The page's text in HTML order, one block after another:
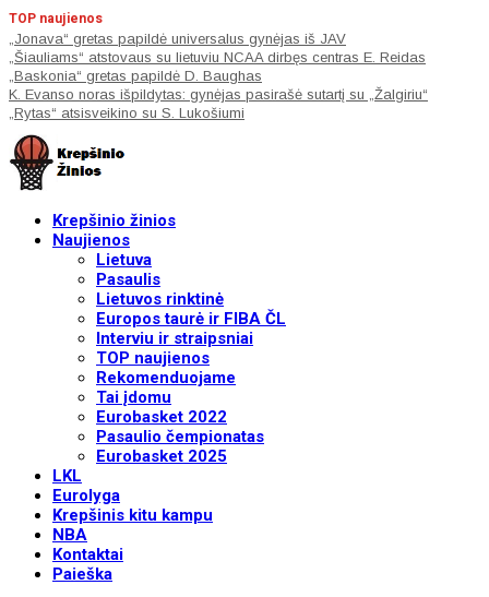
TOP naujienos
„Jonava“ gretas papildė universalus gynėjas iš JAV
„Šiauliams“ atstovaus su lietuviu NCAA dirbęs centras E. Reidas
„Baskonia“ gretas papildė D. Baughas
K. Evanso noras išpildytas: gynėjas pasirašė sutartį su „Žalgiriu“
„Rytas“ atsisveikino su S. Lukošiumi
Krepšinio žinios
Naujienos
Lietuva
Pasaulis
Lietuvos rinktinė
Europos taurė ir FIBA ČL
Interviu ir straipsniai
TOP naujienos
Rekomenduojame
Tai įdomu
Eurobasket 2022
Pasaulio čempionatas
Eurobasket 2025
LKL
Eurolyga
Krepšinis kitu kampu
NBA
Kontaktai
Paieška